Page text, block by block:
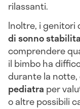
rilassanti.
Inoltre, i genitori
di sonno stabilita
comprendere
il bimbo ha
durante la
pediatra per
o altre possibili